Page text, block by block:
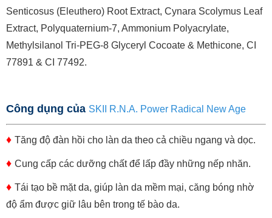
Senticosus (Eleuthero) Root Extract, Cynara Scolymus Leaf
Extract, Polyquaternium-7, Ammonium Polyacrylate,
Methylsilanol Tri-PEG-8 Glyceryl Cocoate & Methicone, CI
77891 & CI 77492.
Công dụng của SKII R.N.A. Power Radical New Age
♦ Tăng độ đàn hồi cho làn da theo cả chiều ngang và dọc.
♦ Cung cấp các dưỡng chất để lấp đầy những nếp nhăn.
♦ Tái tạo bề mặt da, giúp làn da mềm mại, căng bóng nhờ
độ ẩm được giữ lâu bên trong tế bào da.